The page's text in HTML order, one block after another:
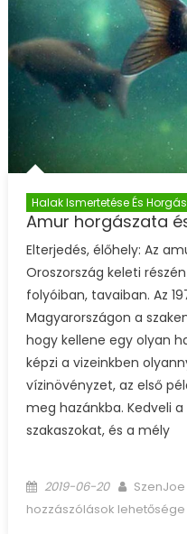
Halak Ismertetése És
Amur horgászata
Elterjedés, élőhely: Az
Oroszország keleti
folyóiban, tavaiban. Az
Magyarországon a
hogy kellene egy olyan
képzi a vizeinkben
vízinövényzet, az első
meg hazánkba. Kedveli
szakaszokat, és a mély
Posted on
2019-06-20 Author
SzenJoe
hozzászólások